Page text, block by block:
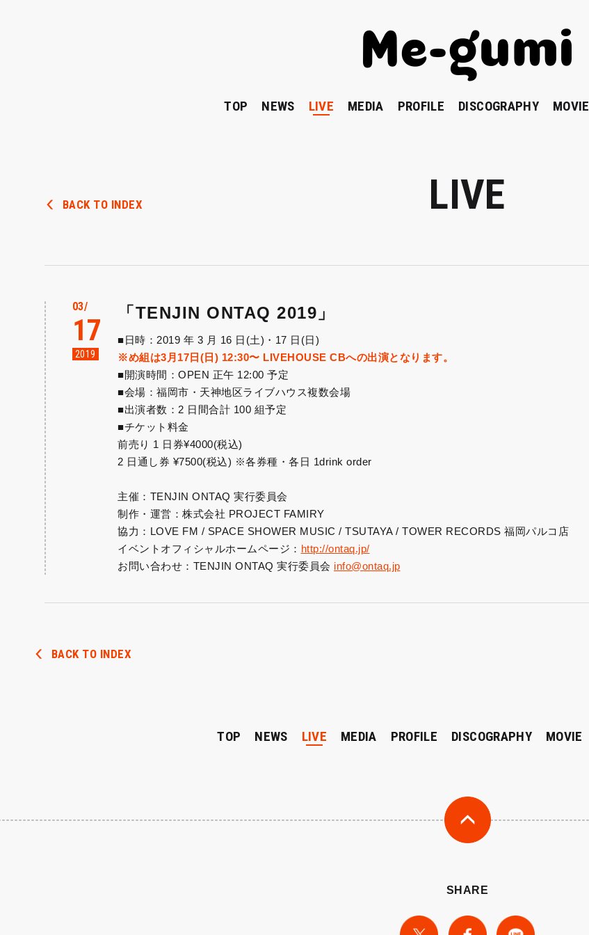
TOP NEWS LIVE MEDIA PROFILE DISCOGRAPHY MOVIE
LIVE
BACK TO INDEX
03
17
2019
「TENJIN ONTAQ 2019」
■日時：2019 年 3 月 16 日(土)・17 日(日)
※め組は3月17日(日) 12:30〜 LIVEHOUSE CBへの出演となります。
■開演時間：OPEN 正午 12:00 予定
■会場：福岡市・天神地区ライブハウス複数会場
■出演者数：2 日間合計 100 組予定
■チケット料金
前売り 1 日券¥4000(税込)
2 日通し券 ¥7500(税込) ※各券種・各日 1drink order
主催：TENJIN ONTAQ 実行委員会
制作・運営：株式会社 PROJECT FAMIRY
協力：LOVE FM / SPACE SHOWER MUSIC / TSUTAYA / TOWER RECORDS 福岡パルコ店
イベントオフィシャルホームページ： http://ontaq.jp/
お問い合わせ：TENJIN ONTAQ 実行委員会 info@ontaq.jp
BACK TO INDEX
TOP NEWS LIVE MEDIA PROFILE DISCOGRAPHY MOVIE
SHARE